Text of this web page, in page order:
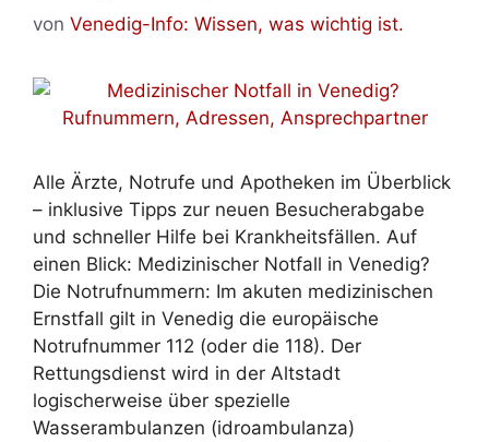
von Venedig-Info: Wissen, was wichtig ist.
Alle Ärzte, Notrufe und Apotheken im Überblick
– inklusive Tipps zur neuen Besucherabgabe
und schneller Hilfe bei Krankheitsfällen. Auf
einen Blick: Medizinischer Notfall in Venedig?
Die Notrufnummern: Im akuten medizinischen
Ernstfall gilt in Venedig die europäische
Notrufnummer 112 (oder die 118). Der
Rettungsdienst wird in der Altstadt
logischerweise über spezielle
Wasserambulanzen (idroambulanza)